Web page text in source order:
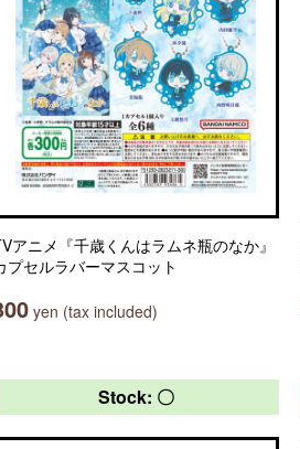
アニメ『千歳くんはラムネ瓶のなか』
プセルラバーマスコット
yen (tax included)
Stock: 〇